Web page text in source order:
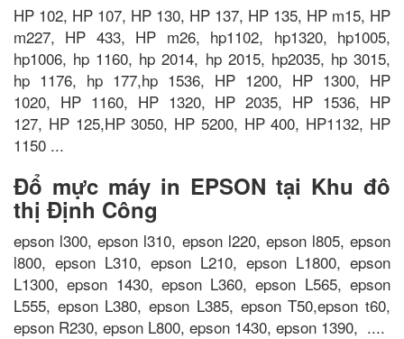
HP 102, HP 107, HP 130, HP 137, HP 135, HP m15, HP
m227, HP 433, HP m26, hp1102, hp1320, hp1005,
hp1006, hp 1160, hp 2014, hp 2015, hp2035, hp 3015,
hp 1176, hp 177,hp 1536, HP 1200, HP 1300, HP
1020, HP 1160, HP 1320, HP 2035, HP 1536, HP
127, HP 125,HP 3050, HP 5200, HP 400, HP1132, HP
1150 ...
Đổ mực máy in EPSON tại Khu đô
thị Định Công
epson l300, epson l310, epson l220, epson l805, epson
l800, epson L310, epson L210, epson L1800, epson
L1300, epson 1430, epson L360, epson L565, epson
L555, epson L380, epson L385, epson T50,epson t60,
epson R230, epson L800, epson 1430, epson 1390, ....